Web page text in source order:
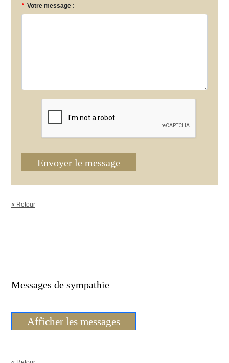
* Votre message :
Envoyer le message
« Retour
Messages de sympathie
Afficher les messages